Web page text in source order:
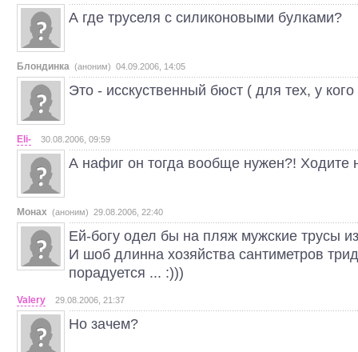
А где труселя с силиконовыми булками?
Блондинка (аноним) 04.09.2006, 14:05
Это - исскуственный бюст ( для тех, у кого
Eli- 30.08.2006, 09:59
А нафиг он тогда вообще нужен?! Ходите
Монах (аноним) 29.08.2006, 22:40
Ей-богу одел бы на пляж мужские трусы
И шоб длинна хозяйства сантиметров
порадуется ... :)))
Valery 29.08.2006, 21:37
Но зачем?